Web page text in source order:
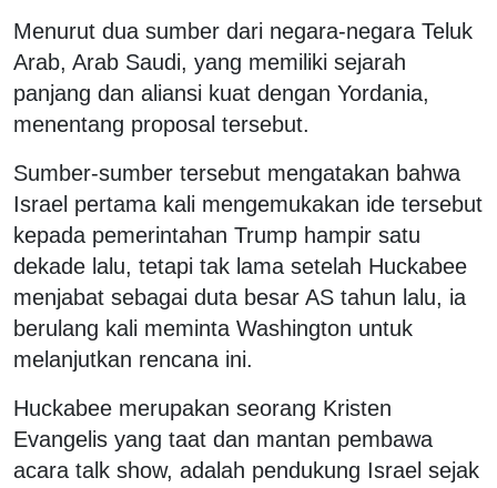
Menurut dua sumber dari negara-negara Teluk
Arab, Arab Saudi, yang memiliki sejarah
panjang dan aliansi kuat dengan Yordania,
menentang proposal tersebut.
Sumber-sumber tersebut mengatakan bahwa
Israel pertama kali mengemukakan ide tersebut
kepada pemerintahan Trump hampir satu
dekade lalu, tetapi tak lama setelah Huckabee
menjabat sebagai duta besar AS tahun lalu, ia
berulang kali meminta Washington untuk
melanjutkan rencana ini.
Huckabee merupakan seorang Kristen
Evangelis yang taat dan mantan pembawa
acara talk show, adalah pendukung Israel sejak